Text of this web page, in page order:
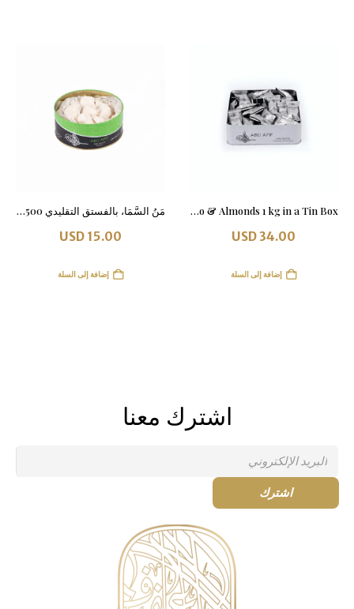
Wrapped Min Al Sama Pistachio & Almonds 1 kg in a Tin Box
34.00
USD
إضافة إلى السلة
مَنُ السَّمَا، بالفستق التقليدي 500 غرام في علبة معدنية
15.00
USD
إضافة إلى السلة
اشترك معنا